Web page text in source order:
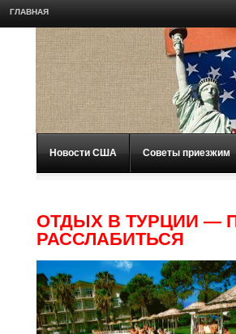
ГЛАВНАЯ
Новости США Советы приезжим
ОТДЫХ В ТУРЦИИ —
РАССЛАБИТЬСЯ